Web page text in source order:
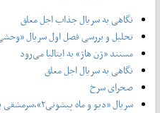
نگاهی به سریال جذاب اجل معلق
تحلیل و بررسی فصل اول سریال
مستند «ژن هاژ» به ایتالیا می‌رود
نگاهی به سریال اجل معلق
صحرای سرخ
سریال «دیو و ماه پیشونی۲»،سرمشقی برای آثار کودک و نوجوان